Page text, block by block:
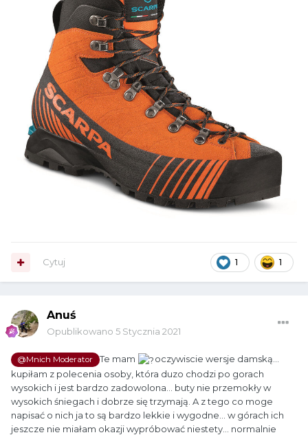
1 1
Cytuj
Anuś
Opublikowano 5 Stycznia 2021
@Mnich Moderator Te mam
oczywiscie wersje damską...
kupiłam z polecenia osoby, która duzo chodzi po gorach
wysokich i jest bardzo zadowolona... buty nie przemokły w
wysokich śniegach i dobrze się trzymają. A z tego co moge
napisać o nich ja to są bardzo lekkie i wygodne... w górach ich
jeszcze nie miałam okazji wypróbować niestety... normalnie